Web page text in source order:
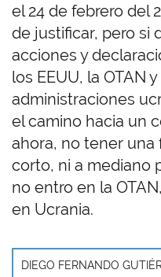
el 24 de febrero del
de justificar, pero si
acciones y
los EEUU, la OTAN
administraciones
el camino hacia un
ahora, no tener una
corto, ni a mediano
no entro en la
en Ucrania.
DIEGO FERNANDO